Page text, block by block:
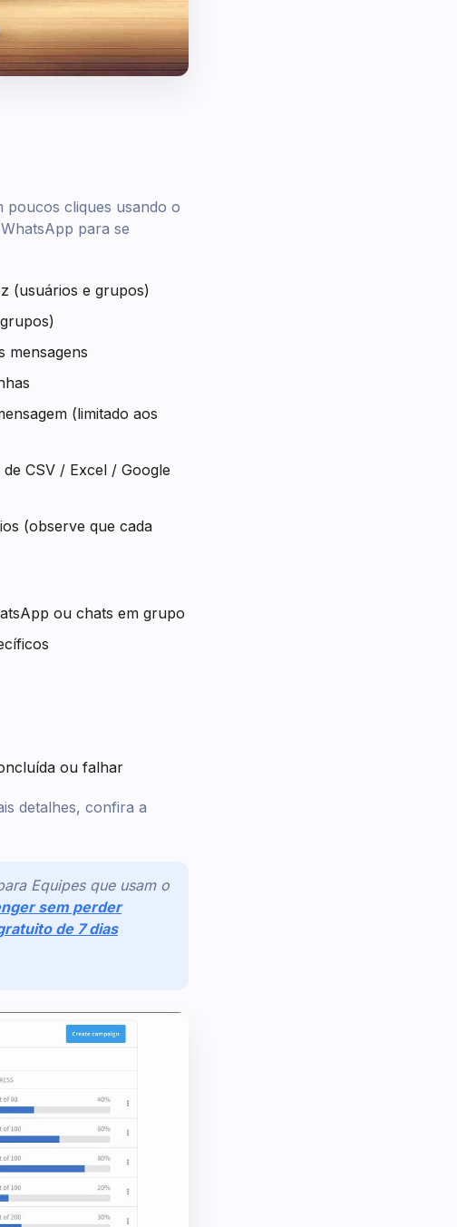
poucos cliques usando o
para se
(usuários e grupos)
mensagens
(limitado aos
CSV / Excel / Google
(observe que cada
ou chats em grupo
ou falhar
detalhes, confira a
Equipes que usam o
sem perder
de 7 dias